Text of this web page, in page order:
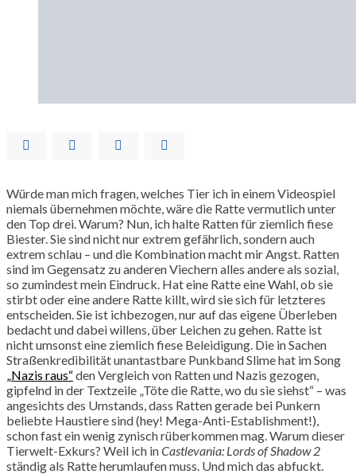
Würde man mich fragen, welches Tier ich in einem Videospiel
niemals übernehmen möchte, wäre die Ratte vermutlich unter
den Top drei. Warum? Nun, ich halte Ratten für ziemlich fiese
Biester. Sie sind nicht nur extrem gefährlich, sondern auch
extrem schlau – und die Kombination macht mir Angst. Ratten
sind im Gegensatz zu anderen Viechern alles andere als sozial,
so zumindest mein Eindruck. Hat eine Ratte eine Wahl, ob sie
stirbt oder eine andere Ratte killt, wird sie sich für letzteres
entscheiden. Sie ist ichbezogen, nur auf das eigene Überleben
bedacht und dabei willens, über Leichen zu gehen. Ratte ist
nicht umsonst eine ziemlich fiese Beleidigung. Die in Sachen
Straßenkredibilität unantastbare Punkband Slime hat im Song
„Nazis raus“den Vergleich von Ratten und Nazis gezogen,
gipfelnd in der Textzeile „Töte die Ratte, wo du sie siehst“ – was
angesichts des Umstands, dass Ratten gerade bei Punkern
beliebte Haustiere sind (hey! Mega-Anti-Establishment!),
schon fast ein wenig zynisch rüberkommen mag. Warum dieser
Tierwelt-Exkurs? Weil ich inCastlevania: Lords of Shadow 2
ständig als Ratte herumlaufen muss. Und mich das abfuckt.